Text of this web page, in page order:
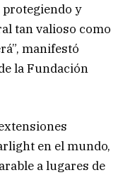
y
tan valioso como
manifestó
la Fundación
en el mundo,
a lugares de